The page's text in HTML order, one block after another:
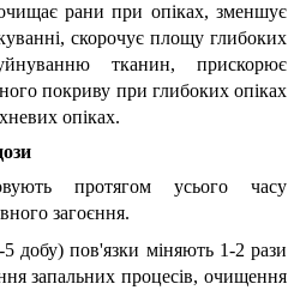
рани при опіках, зменшує
скорочує площу глибоких
тканин, прискорює
покриву при глибоких опіках
опіках.
протягом усього часу
загоєння.
5 добу) пов'язки міняють 1-2 рази
запальних процесів, очищення